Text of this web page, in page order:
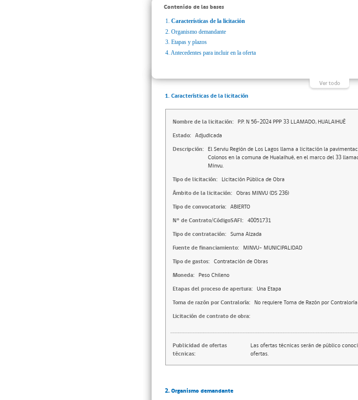
Contenido de las bases
1. Características de la licitación
2. Organismo demandante
3. Etapas y plazos
4. Antecedentes para incluir en la oferta
1. Características de la licitación
Nombre de la licitación: P.P. N 56-2024 PPP 33 LLAMADO, HUALAIHUÉ
Estado: Adjudicada
Descripción: El Serviu Región de Los Lagos llama a licitación la
Colonos en la comuna de Hualaihué, en el marco del 33
Minvu.
Tipo de licitación: Licitación Pública de Obra
Ámbito de la licitación: Obras MINVU (DS 236)
Tipo de convocatoria: ABIERTO
N° de Contrato/CódigoSAFI: 40051731
Tipo de contratación: Suma Alzada
Fuente de financiamiento: MINVU- MUNICIPALIDAD
Tipo de gastos: Contratación de Obras
Moneda: Peso Chileno
Etapas del proceso de apertura: Una Etapa
Toma de razón por Contraloría: No requiere Toma de Razón por Contraloría
Licitación de contrato de obra:
Publicidad de ofertas
técnicas:
Las ofertas técnicas serán de público
ofertas.
2. Organismo demandante